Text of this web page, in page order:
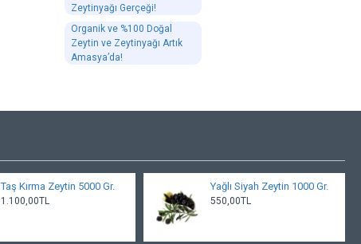
Zeytinyağı Gerçeği!
Organik ve %100 Doğal
Zeytin ve Zeytinyağı Artık
Amasya’da!
Taş Kırma Zeytin 5000 Gr.
1.100,00TL
Yağlı Siyah Zeytin 1000 Gr.
550,00TL